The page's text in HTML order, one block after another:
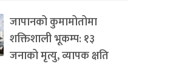
जापानको कुमामोतोमा
शक्तिशाली भूकम्प: १३
जनाको मृत्यु, व्यापक क्षति